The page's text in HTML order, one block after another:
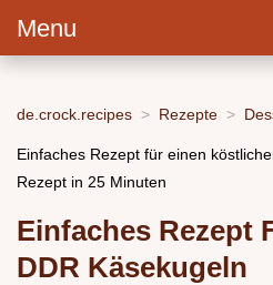
Menu
de.crock.recipes Rezepte
Einfaches Rezept für einen
Rezept in 25 Minuten
Einfaches Rezept
DDR Käsekugeln